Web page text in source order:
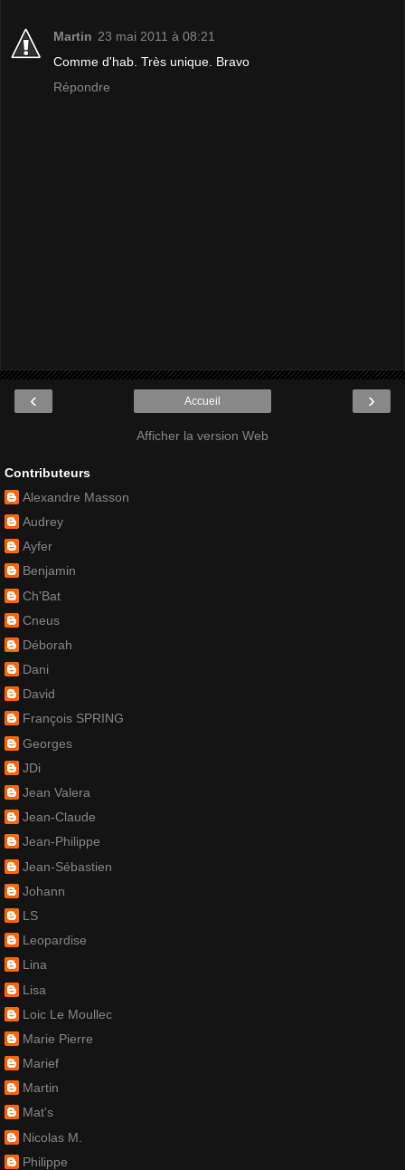
Martin 23 mai 2011 à 08:21
Comme d'hab. Très unique. Bravo
Répondre
‹ ›
Accueil
Afficher la version Web
Contributeurs
Alexandre Masson
Audrey
Ayfer
Benjamin
Ch'Bat
Cneus
Déborah
Dani
David
François SPRING
Georges
JDi
Jean Valera
Jean-Claude
Jean-Philippe
Jean-Sébastien
Johann
LS
Leopardise
Lina
Lisa
Loic Le Moullec
Marie Pierre
Marief
Martin
Mat's
Nicolas M.
Philippe